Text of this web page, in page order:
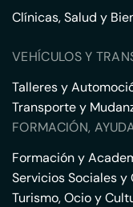
Clínicas, Salud y
VEHÍCULOS Y
Talleres y
Transporte y
FORMACIÓN,
Formación y
Servicios Sociales y
Turismo, Ocio y